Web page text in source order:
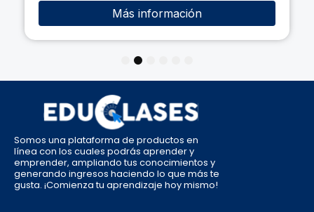
Más información
5
Somos una plataforma de productos en
línea con los cuales podrás aprender y
emprender, ampliando tus conocimientos y
generando ingresos haciendo lo que más te
gusta. ¡Comienza tu aprendizaje hoy mismo!